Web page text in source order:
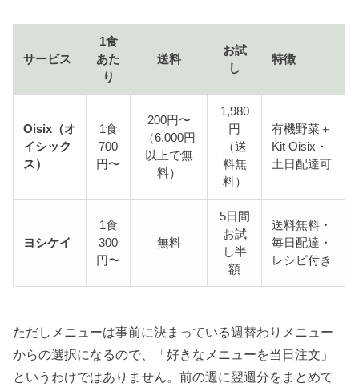
サービス
1食
あた
り
送料
お試
し
特徴
Oisix（オ
イシック
ス）
1食
700
円〜
200円〜
（6,000円
以上で無
料）
1,980
円
（送
料無
料）
有機野菜＋
Kit Oisix・
土日配達可
ヨシケイ
1食
300
円〜
無料
5日間
お試
し半
額
送料無料・
毎日配達・
レシピ付き
ただしメニューは事前に決まっている週替わりメニュー
からの選択になるので、「好きなメニューを当日注文」
というわけではありません。前の週に翌週分をまとめて